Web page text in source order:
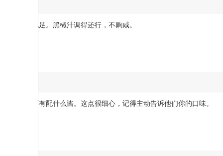
，汁水也足。黑椒汁调得还行，不齁咸。
几成熟，还有配什么酱。这点很细心，记得主动告诉他们你的口味。